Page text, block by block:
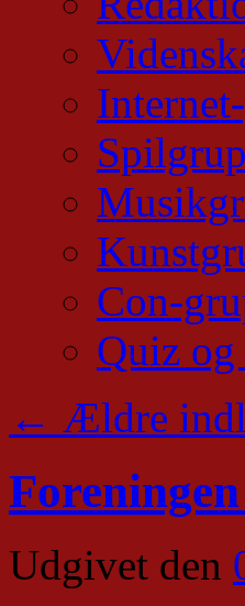
Con-
Quiz
← Ældre
Udgivet den